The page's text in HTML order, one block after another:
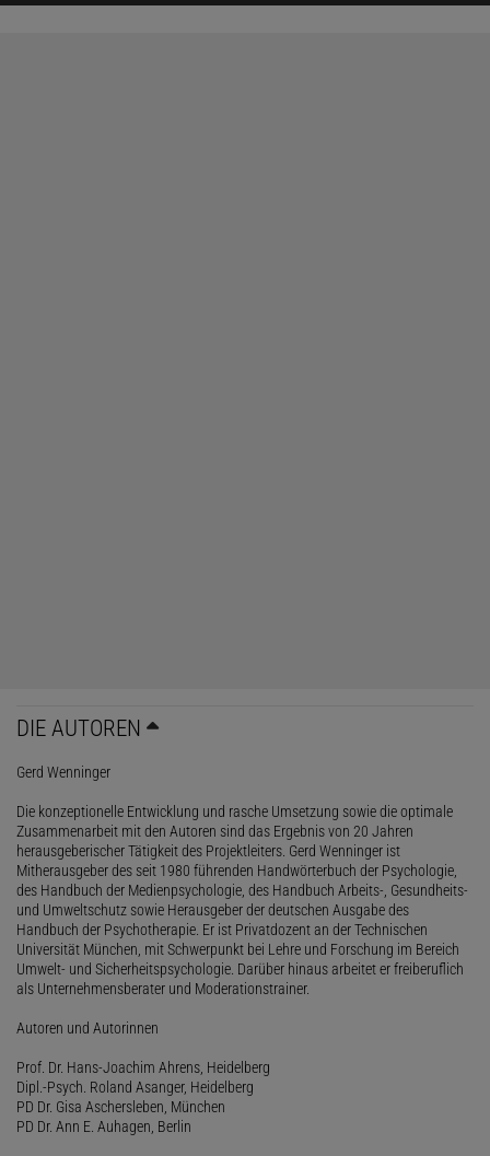
DIE AUTOREN
Gerd Wenninger
Die konzeptionelle Entwicklung und rasche Umsetzung sowie die optimale
Zusammenarbeit mit den Autoren sind das Ergebnis von 20 Jahren
herausgeberischer Tätigkeit des Projektleiters. Gerd Wenninger ist
Mitherausgeber des seit 1980 führenden Handwörterbuch der Psychologie,
des Handbuch der Medienpsychologie, des Handbuch Arbeits-, Gesundheits-
und Umweltschutz sowie Herausgeber der deutschen Ausgabe des
Handbuch der Psychotherapie. Er ist Privatdozent an der Technischen
Universität München, mit Schwerpunkt bei Lehre und Forschung im Bereich
Umwelt- und Sicherheitspsychologie. Darüber hinaus arbeitet er freiberuflich
als Unternehmensberater und Moderationstrainer.
Autoren und Autorinnen
Prof. Dr. Hans-Joachim Ahrens, Heidelberg
Dipl.-Psych. Roland Asanger, Heidelberg
PD Dr. Gisa Aschersleben, München
PD Dr. Ann E. Auhagen, Berlin